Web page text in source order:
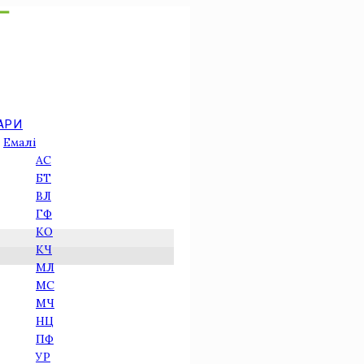
Емалі
АС
БТ
ВЛ
ГФ
КО
КЧ
МЛ
МС
МЧ
НЦ
ПФ
УР